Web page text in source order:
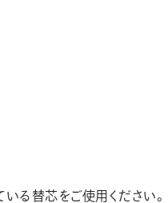
る替芯をご使用ください。